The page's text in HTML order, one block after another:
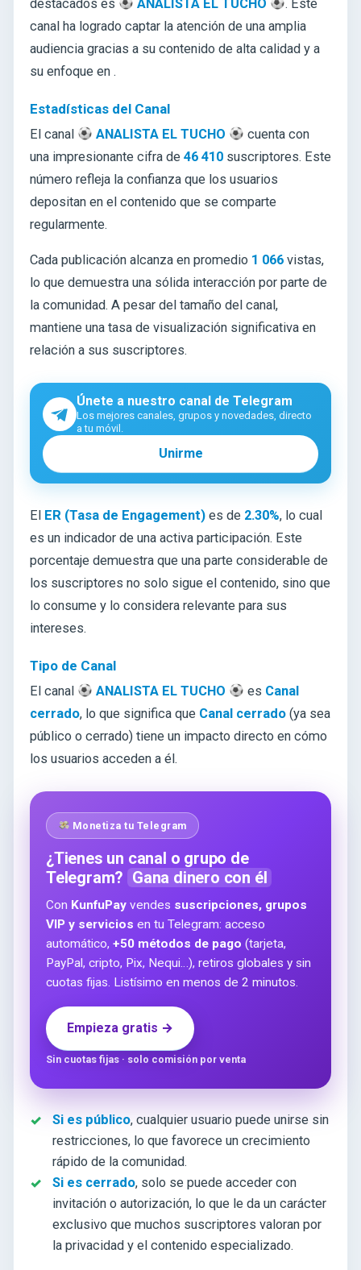
destacados es
ANALISTA EL TUCHO
. Este
canal ha logrado captar la atención de una amplia
audiencia gracias a su contenido de alta calidad y a
su enfoque en .
Estadísticas del Canal
El canal ANALISTA EL TUCHO
cuenta con
una impresionante cifra de 46 410 suscriptores. Este
número refleja la confianza que los usuarios
depositan en el contenido que se comparte
regularmente.
Cada publicación alcanza en promedio 1 066 vistas,
lo que demuestra una sólida interacción por parte de
la comunidad. A pesar del tamaño del canal,
mantiene una tasa de visualización significativa en
relación a sus suscriptores.
Únete a nuestro canal de Telegram
Los mejores canales, grupos y novedades, directo
a tu móvil.
Unirme
El ER (Tasa de Engagement) es de 2.30%, lo cual
es un indicador de una activa participación. Este
porcentaje demuestra que una parte considerable de
los suscriptores no solo sigue el contenido, sino que
lo consume y lo considera relevante para sus
intereses.
Tipo de Canal
El canal ANALISTA EL TUCHO es Canal
cerrado, lo que significa que Canal cerrado (ya sea
público o cerrado) tiene un impacto directo en cómo
los usuarios acceden a él.
Monetiza tu Telegram
¿Tienes un canal o grupo de
Telegram? Gana dinero con él
Con KunfuPay vendes suscripciones, grupos
VIP y servicios en tu Telegram: acceso
automático, +50 métodos de pago (tarjeta,
PayPal, cripto, Pix, Nequi…), retiros globales y sin
cuotas fijas. Listísimo en menos de 2 minutos.
Empieza gratis →
Sin cuotas fijas · solo comisión por venta
Si es público, cualquier usuario puede unirse sin
restricciones, lo que favorece un crecimiento
rápido de la comunidad.
Si es cerrado, solo se puede acceder con
invitación o autorización, lo que le da un carácter
exclusivo que muchos suscriptores valoran por
la privacidad y el contenido especializado.